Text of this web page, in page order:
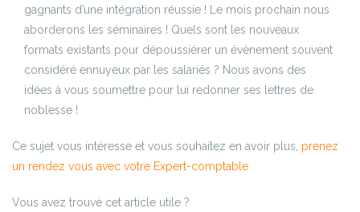
gagnants d’une intégration réussie ! Le mois prochain nous
aborderons les séminaires ! Quels sont les nouveaux
formats existants pour dépoussiérer un évènement souvent
considéré ennuyeux par les salariés ? Nous avons des
idées à vous soumettre pour lui redonner ses lettres de
noblesse !
Ce sujet vous intéresse et vous souhaitez en avoir plus, prenez
un rendez vous avec votre Expert-comptable
Vous avez trouvé cet article utile ?